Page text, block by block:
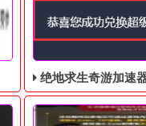
绝地求生奇游加速器免费